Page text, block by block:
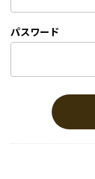
パスワード